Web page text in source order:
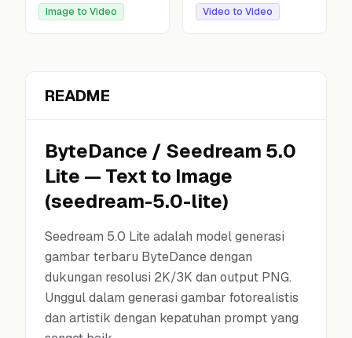
Image to Video Video to Video
README
ByteDance / Seedream 5.0
Lite — Text to Image
(seedream-5.0-lite)
Seedream 5.0 Lite adalah model generasi
gambar terbaru ByteDance dengan
dukungan resolusi 2K/3K dan output PNG.
Unggul dalam generasi gambar fotorealistis
dan artistik dengan kepatuhan prompt yang